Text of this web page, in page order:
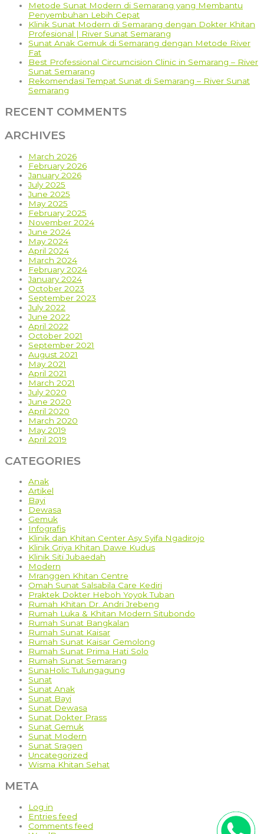
Metode Sunat Modern di Semarang yang Membantu
Penyembuhan Lebih Cepat
Klinik Sunat Modern di Semarang dengan Dokter Khitan
Profesional | River Sunat Semarang
Sunat Anak Gemuk di Semarang dengan Metode River
Fat
Best Professional Circumcision Clinic in Semarang – River
Sunat Semarang
Rekomendasi Tempat Sunat di Semarang – River Sunat
Semarang
RECENT COMMENTS
ARCHIVES
March 2026
February 2026
January 2026
July 2025
June 2025
May 2025
February 2025
November 2024
June 2024
May 2024
April 2024
March 2024
February 2024
January 2024
October 2023
September 2023
July 2022
June 2022
April 2022
October 2021
September 2021
August 2021
May 2021
April 2021
March 2021
July 2020
June 2020
April 2020
March 2020
May 2019
April 2019
CATEGORIES
Anak
Artikel
Bayi
Dewasa
Gemuk
Infografis
Klinik dan Khitan Center Asy Syifa Ngadirojo
Klinik Griya Khitan Dawe Kudus
Klinik Siti Jubaedah
Modern
Mranggen Khitan Centre
Omah Sunat Salsabila Care Kediri
Praktek Dokter Heboh Yoyok Tuban
Rumah Khitan Dr. Andri Jrebeng
Rumah Luka & Khitan Modern Situbondo
Rumah Sunat Bangkalan
Rumah Sunat Kaisar
Rumah Sunat Kaisar Gemolong
Rumah Sunat Prima Hati Solo
Rumah Sunat Semarang
SunaHolic Tulungagung
Sunat
Sunat Anak
Sunat Bayi
Sunat Dewasa
Sunat Dokter Prass
Sunat Gemuk
Sunat Modern
Sunat Sragen
Uncategorized
Wisma Khitan Sehat
META
Log in
Entries feed
Comments feed